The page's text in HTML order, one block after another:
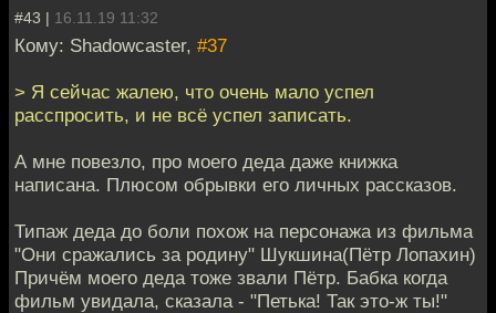
#43 | 16.11.19 11:32
Кому: Shadowcaster, #37
> Я сейчас жалею, что очень мало успел
расспросить, и не всё успел записать.
А мне повезло, про моего деда даже книжка
написана. Плюсом обрывки его личных рассказов.
Типаж деда до боли похож на персонажа из фильма
"Они сражались за родину" Шукшина(Пётр Лопахин)
Причём моего деда тоже звали Пётр. Бабка когда
фильм увидала, сказала - "Петька! Так это-ж ты!"